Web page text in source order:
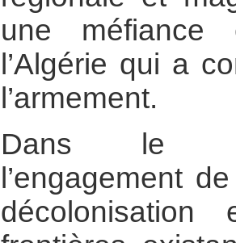
une
l’Algérie qui a
l’armement.
Dans le
l’engagement
décolonisation